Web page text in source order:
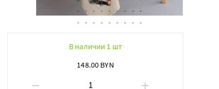
В наличии 1 шт
148.00 BYN